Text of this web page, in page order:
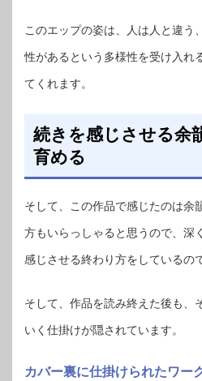
このエップの姿は、人は人と違う
性があるという多様性を受け入れ
てくれます。
続きを感じさせる余
育める
そして、この作品で感じたのは余
方もいらっしゃると思うので、深
感じさせる終わり方をしているの
そして、作品を読み終えた後も、
いく仕掛けが隠されています。
カバー裏に仕掛けられたワー